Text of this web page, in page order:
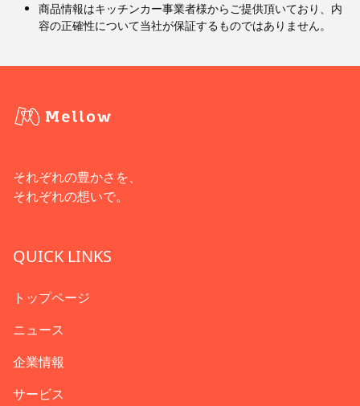
商品情報はキッチンカー事業者様からご提供頂いており、内
容の正確性について当社が保証するものではありません。
それぞれの豊かさを、
それぞれの想いで。
QUICK LINKS
トップページ
ニュース
企業情報
サービス